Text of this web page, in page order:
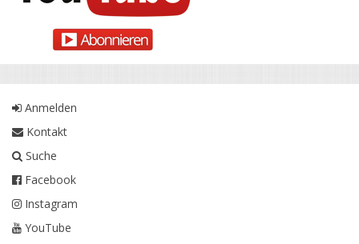
Anmelden
Kontakt
Suche
Facebook
Instagram
YouTube